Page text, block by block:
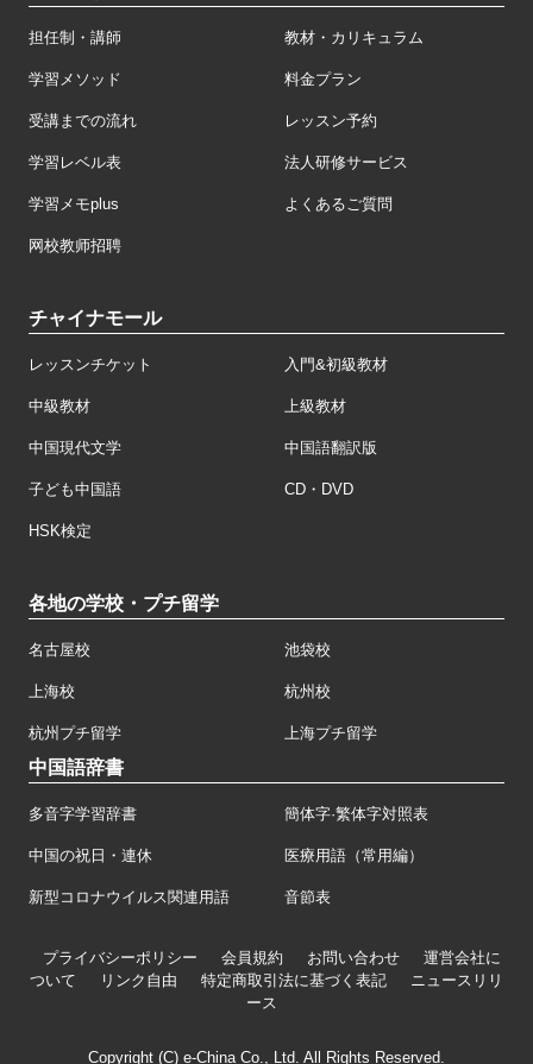
担任制・講師 教材・カリキュラム
学習メソッド 料金プラン
受講までの流れ レッスン予約
学習レベル表 法人研修サービス
学習メモplus よくあるご質問
网校教师招聘
チャイナモール
レッスンチケット 入門&初級教材
中級教材 上級教材
中国現代文学 中国語翻訳版
子ども中国語 CD・DVD
HSK検定
各地の学校・プチ留学
名古屋校 池袋校
上海校 杭州校
杭州プチ留学 上海プチ留学
中国語辞書
多音字学習辞書 簡体字·繁体字対照表
中国の祝日・連休 医療用語（常用編）
新型コロナウイルス関連用語 音節表
プライバシーポリシー 会員規約 お問い合わせ
運営会社に
ついて
リンク自由 特定商取引法に基づく表記
ニュースリリ
ース
Copyright (C) e-China Co., Ltd. All Rights Reserved.